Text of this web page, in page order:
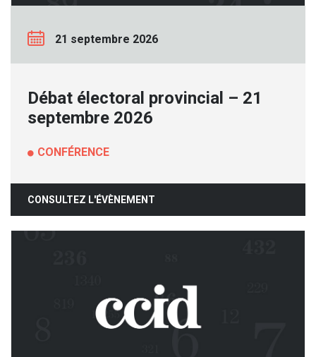
21 septembre 2026
Débat électoral provincial – 21
septembre 2026
CONFÉRENCE
CONSULTEZ L'ÉVÈNEMENT